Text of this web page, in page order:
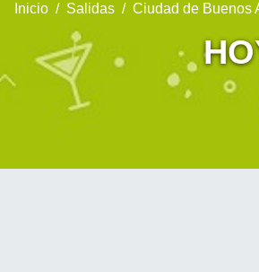
Inicio Salidas Ciudad de Buenos